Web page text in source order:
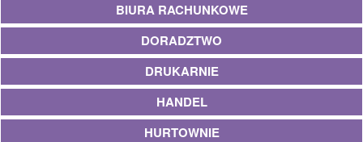
BIURA RACHUNKOWE
DORADZTWO
DRUKARNIE
HANDEL
HURTOWNIE